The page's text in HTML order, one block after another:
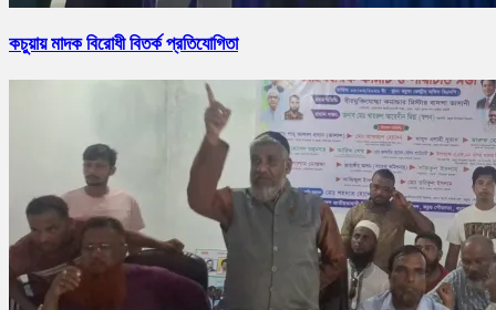
কচুয়ায় মাদক বিরোধী বিতর্ক প্রতিযোগিতা